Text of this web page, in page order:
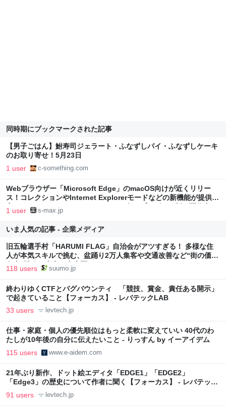
同時期にブックマークされた記事
【男子ごはん】鮒寿司ジェラート・ふなずしパイ・ふなずしケーキ
のお取り寄せ！5月23日
1 user c-something.com
Webブラウザー「Microsoft Edge」のmacOS向けが近くリリー
ス！コレクションやInternet Explorerモードなどの新機能が提供予
定。ChromiumベースのWindows 10向けプレビュー版は配信中
1 user s-max.jp
いま人気の記事 - 企業メディア
旧五輪選手村「HARUMI FLAG」自治会がアツすぎる！ 多様な住
人が本気スキルで挑む、盆踊り2万人集客や交通改善など“街の価値
向上”戦略 東京・中央区
118 users suumo.jp
終わりゆくCTFとバグバウンティ 「競技、賞金、責任ある開示」
で起きていること【フォーカス】 - レバテックLAB
33 users levtech.jp
仕事・家庭・個人の優先順位はもっと柔軟に変えていい 40代のわ
たしが10年後の自分に伝えたいこと - りっすん by イーアイデム
115 users www.e-aidem.com
21年ぶり新作、ドット絵エディタ「EDGE1」「EDGE2」
「Edge3」の歴史について作者に聞く【フォーカス】 - レバテック
LAB
91 users levtech.jp